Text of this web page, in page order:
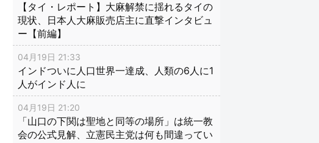
【タイ・レポート】大麻解禁に揺れるタイの
現状、日本人大麻販売店主に直撃インタビュ
ー【前編】
04月19日 21:33
インドついに人口世界一達成、人類の6人に1
人がインド人に
04月19日 21:20
「山口の下関は聖地と同等の場所」は統一教
会の公式見解、立憲民主党は何も間違ってい